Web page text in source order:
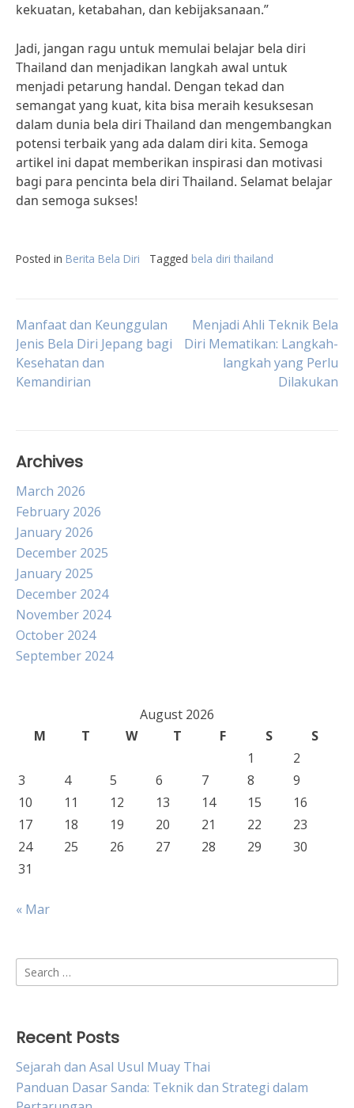
kekuatan, ketabahan, dan kebijaksanaan.”
Jadi, jangan ragu untuk memulai belajar bela diri
Thailand dan menjadikan langkah awal untuk
menjadi petarung handal. Dengan tekad dan
semangat yang kuat, kita bisa meraih kesuksesan
dalam dunia bela diri Thailand dan mengembangkan
potensi terbaik yang ada dalam diri kita. Semoga
artikel ini dapat memberikan inspirasi dan motivasi
bagi para pencinta bela diri Thailand. Selamat belajar
dan semoga sukses!
Posted in Berita Bela Diri Tagged bela diri thailand
Post
navigation
Manfaat dan Keunggulan
Jenis Bela Diri Jepang bagi
Kesehatan dan
Kemandirian
Menjadi Ahli Teknik Bela
Diri Mematikan: Langkah-
langkah yang Perlu
Dilakukan
Archives
March 2026
February 2026
January 2026
December 2025
January 2025
December 2024
November 2024
October 2024
September 2024
August 2026
M
T W T F S
S
1
2
3
4 5 6 7 8
9
10
11 12 13 14 15
16
17
18 19 20 21 22
23
24
25 26 27 28 29
30
31
« Mar
Search
for:
Recent Posts
Sejarah dan Asal Usul Muay Thai
Panduan Dasar Sanda: Teknik dan Strategi dalam